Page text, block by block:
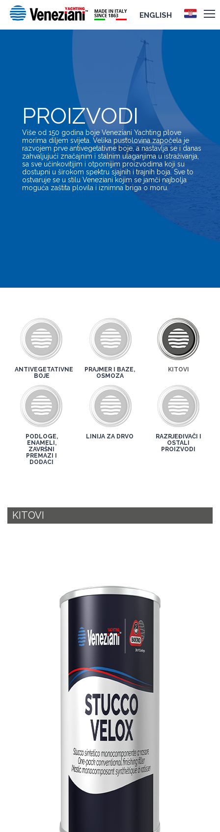
ENGLISH
PROIZVODI
Više od 150 godina boje Veneziani Yachting plove
morima diljem svijeta. Velika pustolovina započela je
razvojem prve antivegetativne boje, a nastavlja se i danas
zahvaljujući značajnim i stalnim ulaganjima u istraživanja,
sa sve učinkovitijim i otpornijim proizvodima koji su
dostupni u širokom spektru sjajnih i trajnih boja. Sve to
ostvaruje se u stilu Veneziani kojim se jamči najbolja
moguća zaštita plovila i iznimna briga o moru.
ANTIVEGETATIVNE
BOJE
PRAJMER I BAZE,
OSMOZA
KITOVI
PODLOGE,
ENAMELI,
ZAVRŠNI
PREMAZI I
DODACI
LINIJA ZA DRVO
RAZRJEĐIVAČI I
OSTALI
PROIZVODI
KITOVI